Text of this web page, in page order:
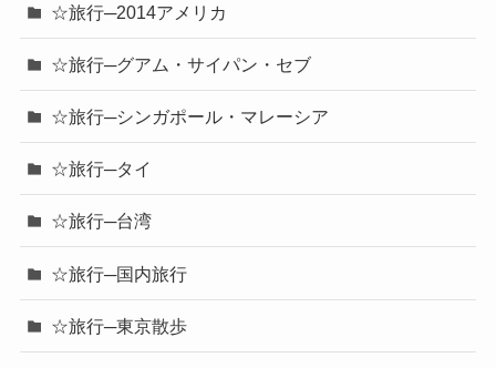
☆旅行─2014アメリカ
☆旅行─グアム・サイパン・セブ
☆旅行─シンガポール・マレーシア
☆旅行─タイ
☆旅行─台湾
☆旅行─国内旅行
☆旅行─東京散歩